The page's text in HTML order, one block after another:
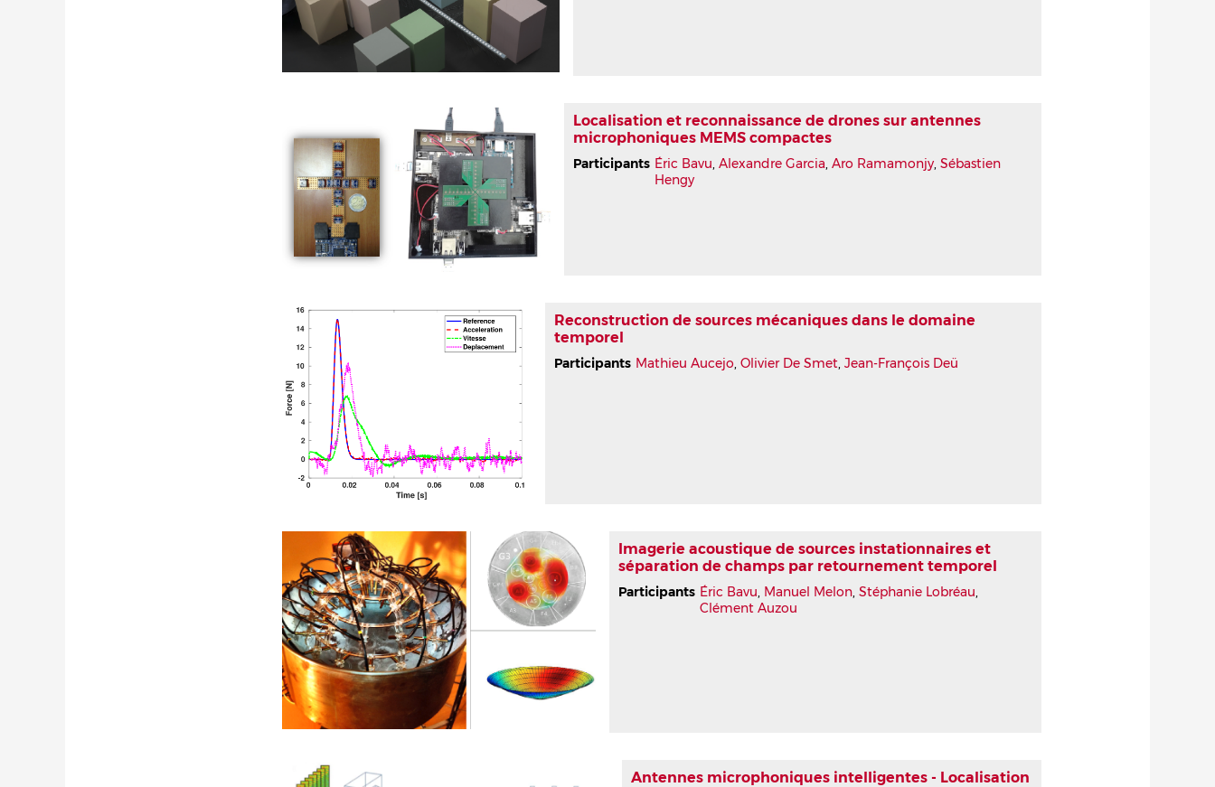
Localisation et reconnaissance de drones sur antennes
microphoniques MEMS compactes
Participants Éric Bavu, Alexandre Garcia, Aro Ramamonjy, Sébastien
Hengy
Reconstruction de sources mécaniques dans le domaine
temporel
Participants Mathieu Aucejo, Olivier De Smet, Jean-François Deü
Imagerie acoustique de sources instationnaires et
séparation de champs par retournement temporel
Participants Éric Bavu, Manuel Melon, Stéphanie Lobréau,
Clément Auzou
Antennes microphoniques intelligentes - Localisation